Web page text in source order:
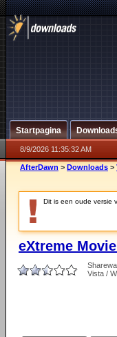
Startpagina
8/9/2026 11:35:32 AM
AfterDawn > Downloads >
Dit is een oude versie
eXtreme
Vista /